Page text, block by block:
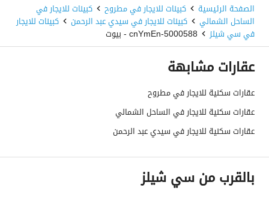
الصفحة الرئيسية كبينات للايجار في مطروح كبينات للايجار في
الساحل الشمالي كبينات للايجار في سيدي عبد الرحمن كبينات للايجار
في سي شيلز 5000588-cnYmEn - بيوت
عقارات مشابهة
عقارات سكنية للايجار في مطروح
عقارات سكنية للايجار في الساحل الشمالي
عقارات سكنية للايجار في سيدي عبد الرحمن
بالقرب من سي شيلز